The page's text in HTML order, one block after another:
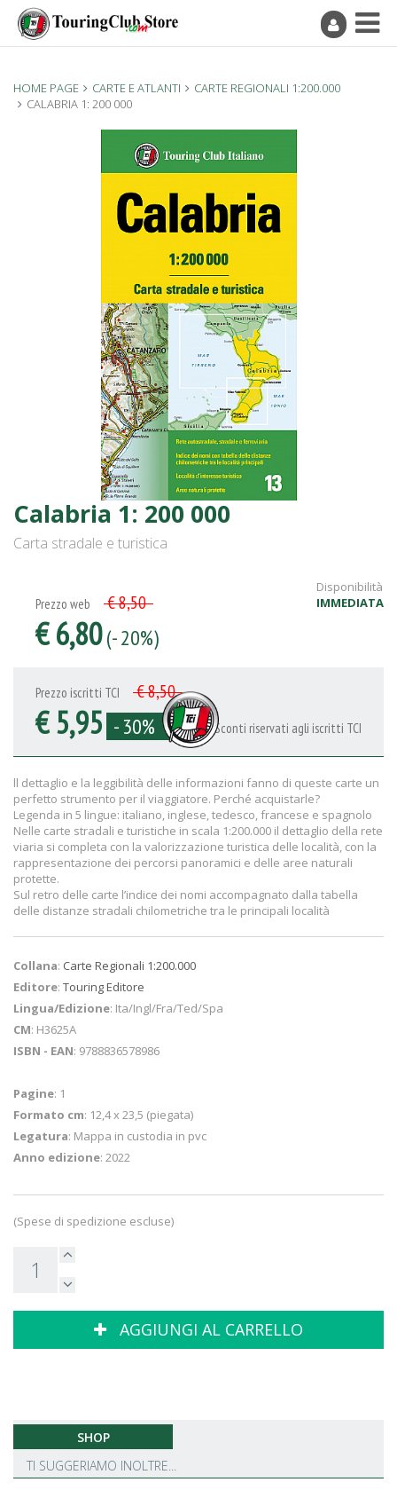
HOME PAGE CARTE E ATLANTI
CARTE REGIONALI 1:200.000
CALABRIA 1: 200 000
Calabria 1: 200 000
Carta stradale e turistica
Disponibilità
IMMEDIATA
Prezzo web € 8,50
€ 6,80(- 20%)
Prezzo iscritti TCI € 8,50
€ 5,95 - 30% Sconti riservati agli iscritti TCI
ll dettaglio e la leggibilità delle informazioni fanno di queste carte un
perfetto strumento per il viaggiatore. Perché acquistarle?
Legenda in 5 lingue: italiano, inglese, tedesco, francese e spagnolo
Nelle carte stradali e turistiche in scala 1:200.000 il dettaglio della rete
viaria si completa con la valorizzazione turistica delle località, con la
rappresentazione dei percorsi panoramici e delle aree naturali
protette.
Sul retro delle carte l’indice dei nomi accompagnato dalla tabella
delle distanze stradali chilometriche tra le principali località
Collana: Carte Regionali 1:200.000
Editore: Touring Editore
Lingua/Edizione: Ita/Ingl/Fra/Ted/Spa
CM: H3625A
ISBN - EAN: 9788836578986
Pagine: 1
Formato cm: 12,4 x 23,5 (piegata)
Legatura: Mappa in custodia in pvc
Anno edizione: 2022
(Spese di spedizione escluse)
AGGIUNGI AL CARRELLO
SHOP
TI SUGGERIAMO INOLTRE...